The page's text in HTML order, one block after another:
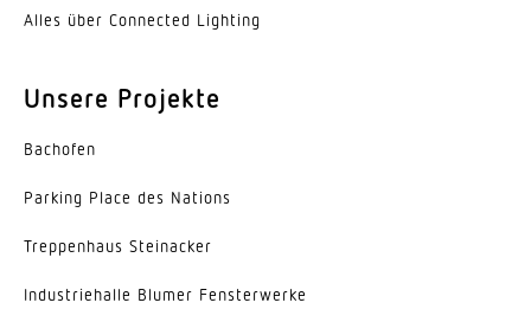
Schutzklasse
Umgebungstemperatur
Werkstoff des Gehäuses
Aluminium
Aluminium
Alles über Connected Lighting
Unsere Projekte
Bachofen
Parking Place des Nations
Trep­penhaus Steinacker
Indus­trie­halle Blumer Fensterwerke